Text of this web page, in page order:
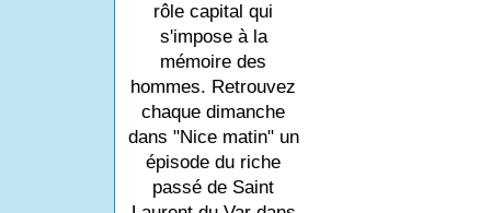
rôle capital qui
s'impose à la
mémoire des
hommes. Retrouvez
chaque dimanche
dans "Nice matin" un
épisode du riche
passé de Saint